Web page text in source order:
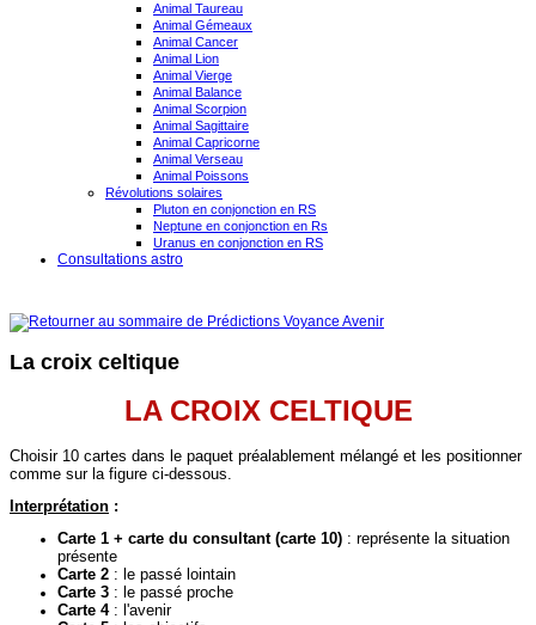
Animal Taureau
Animal Gémeaux
Animal Cancer
Animal Lion
Animal Vierge
Animal Balance
Animal Scorpion
Animal Sagittaire
Animal Capricorne
Animal Verseau
Animal Poissons
Révolutions solaires
Pluton en conjonction en RS
Neptune en conjonction en Rs
Uranus en conjonction en RS
Consultations astro
La croix celtique
LA CROIX CELTIQUE
Choisir 10 cartes dans le paquet préalablement mélangé et les positionner
comme sur la figure ci-dessous.
Interprétation :
Carte 1 + carte du consultant (carte 10) : représente la situation
présente
Carte 2 : le passé lointain
Carte 3 : le passé proche
Carte 4: l'avenir